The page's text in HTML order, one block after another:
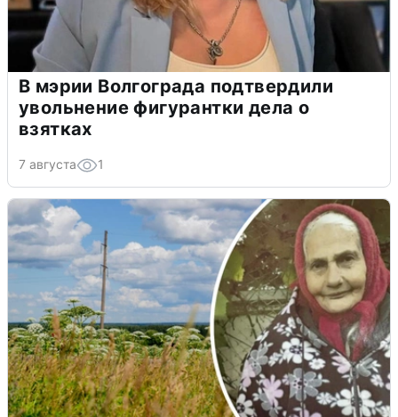
В мэрии Волгограда подтвердили
увольнение фигурантки дела о
взятках
7 августа 1